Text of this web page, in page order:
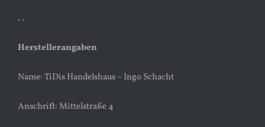
, ,
Herstellerangaben
Name: TiDis Handelshaus – Ingo Schacht
Anschrift: Mittelstraße 4